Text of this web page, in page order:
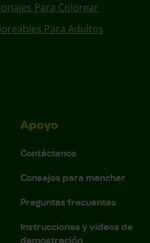
Para Colorear
Para Adultos
Apoyo
Contáctenos
Consejos para manchar
Preguntas frecuentes
Instrucciones y videos de
demostración